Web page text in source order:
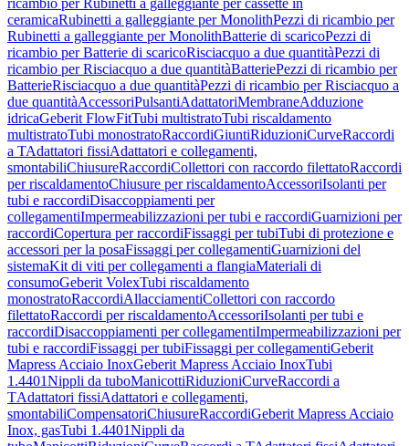
ricambio per Rubinetti a galleggiante per cassette in
ceramicaRubinetti a galleggiante per MonolithPezzi di ricambio per
Rubinetti a galleggiante per MonolithBatterie di scaricoPezzi di
ricambio per Batterie di scaricoRisciacquo a due quantitàPezzi di
ricambio per Risciacquo a due quantitàBatteriePezzi di ricambio per
BatterieRisciacquo a due quantitàPezzi di ricambio per Risciacquo a
due quantitàAccessoriPulsantiAdattatoriMembraneAdduzione
idricaGeberit FlowFitTubi multistratoTubi riscaldamento
multistratoTubi monostratoRaccordiGiuntiRiduzioniCurveRaccordi
a TAdattatori fissiAdattatori e collegamenti,
smontabiliChiusureRaccordiCollettori con raccordo filettatoRaccordi
per riscaldamentoChiusure per riscaldamentoAccessoriIsolanti per
tubi e raccordiDisaccoppiamenti per
collegamentiImpermeabilizzazioni per tubi e raccordiGuarnizioni per
raccordiCopertura per raccordiFissaggi per tubiTubi di protezione e
accessori per la posaFissaggi per collegamentiGuarnizioni del
sistemaKit di viti per collegamenti a flangiaMateriali di
consumoGeberit VolexTubi riscaldamento
monostratoRaccordiAllacciamentiCollettori con raccordo
filettatoRaccordi per riscaldamentoAccessoriIsolanti per tubi e
raccordiDisaccoppiamenti per collegamentiImpermeabilizzazioni per
tubi e raccordiFissaggi per tubiFissaggi per collegamentiGeberit
Mapress Acciaio InoxGeberit Mapress Acciaio InoxTubi
1.4401Nippli da tuboManicottiRiduzioniCurveRaccordi a
TAdattatori fissiAdattatori e collegamenti,
smontabiliCompensatoriChiusureRaccordiGeberit Mapress Acciaio
Inox, gasTubi 1.4401Nippli da